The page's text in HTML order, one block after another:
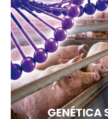
cx
Ovo Vermelho - Regional
Recife (PE)
R$ 157,72
cx